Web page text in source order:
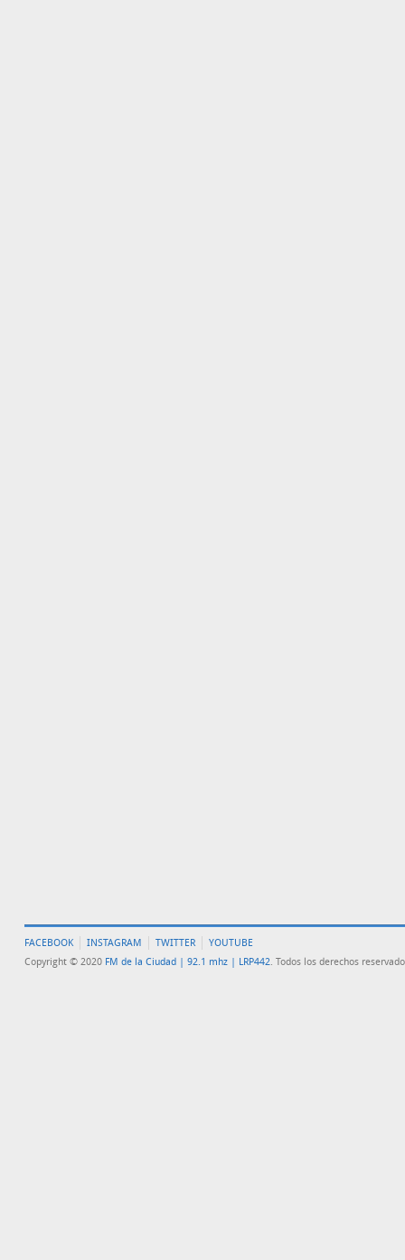
FACEBOOK INSTAGRAM TWITTER
YOUTUBE
Copyright © 2020 FM de la Ciudad | 92.1 mhz | LRP442. Todos los derechos